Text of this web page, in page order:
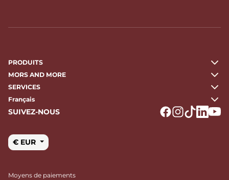
PRODUITS
MORS AND MORE
SERVICES
Français
SUIVEZ-NOUS
€ EUR
Moyens de paiements